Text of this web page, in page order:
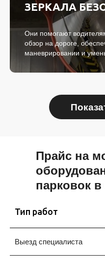
ЗЕРКАЛА
Они помогают
обзор на дороге,
маневрировании и
Они используются для
предотвращения
гарантии безопасного
Прайс на
парковок
Тип работ
Выезд специалиста